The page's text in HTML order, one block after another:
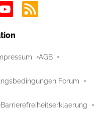
AGB
Forum
Barrierefreiheitserklaerung